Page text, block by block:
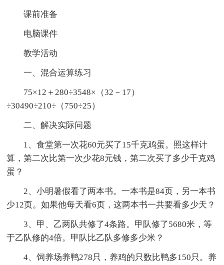
课前准备
电脑课件
教学活动
一、混合运算练习
75×12＋280÷3548×（32－17）
÷30490÷210÷（750÷25）
二、解决实际问题
1、食堂第一次花60元买了15千克鸡蛋。照这样计
算，第二次比第一次少花8元钱，第二次买了多少千克鸡
蛋？
2、小明暑假看了两本书。一本书是84页，另一本书
少12页。如果他每天看6页，这两本书一共要看多少天？
3、甲、乙两队共修了4条路。甲队修了5680米，等
于乙队修的4倍。甲队比乙队多修多少米？
4、饲养场养鸭278只，养鸡的只数比鸭多150只。养